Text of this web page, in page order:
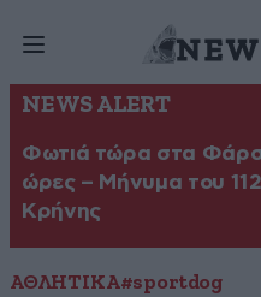
NEWS ALERT
Φωτιά τώρα στα
ώρες – Μήνυμα του 112
Κρήνης
ΑΘΛΗΤΙΚΑ#sportdog